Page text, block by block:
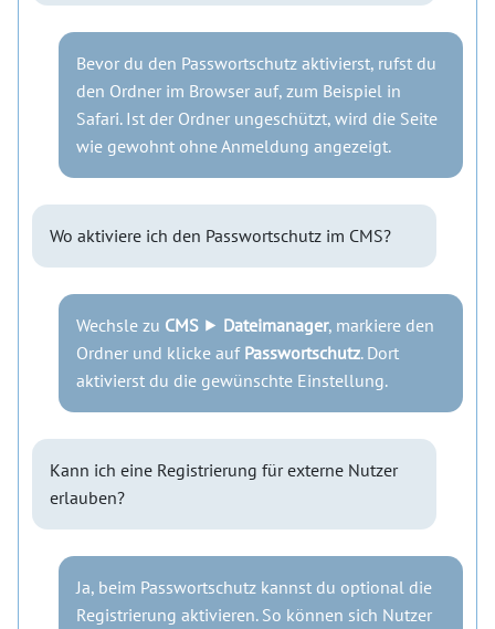
Bevor du den Passwortschutz aktivierst, rufst du
den Ordner im Browser auf, zum Beispiel in
Safari. Ist der Ordner ungeschützt, wird die Seite
wie gewohnt ohne Anmeldung angezeigt.
Wo aktiviere ich den Passwortschutz im CMS?
Wechsle zu CMS ⯈ Dateimanager, markiere den
Ordner und klicke auf Passwortschutz. Dort
aktivierst du die gewünschte Einstellung.
Kann ich eine Registrierung für externe Nutzer
erlauben?
Ja, beim Passwortschutz kannst du optional die
Registrierung aktivieren. So können sich Nutzer